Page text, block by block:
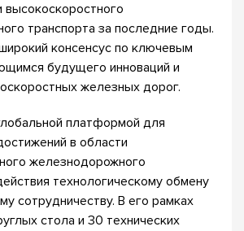
высокоскоростного
транспорта за последние годы.
консенсус по ключевым
будущего инноваций и
железных дорог.
платформой для
в области
железнодорожного
технологическому обмену
сотрудничеству. В его рамках
стола и 30 технических